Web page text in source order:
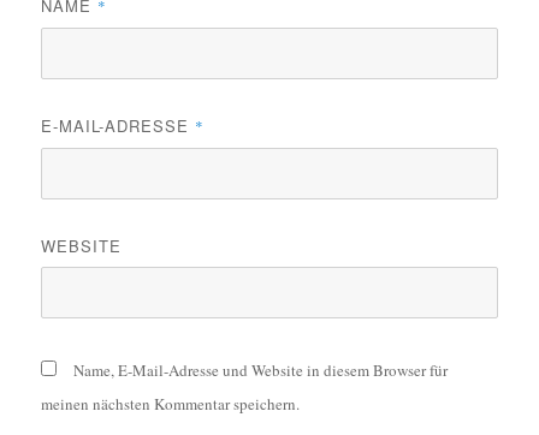
NAME *
E-MAIL-ADRESSE *
WEBSITE
Name, E-Mail-Adresse und Website in diesem Browser für
meinen nächsten Kommentar speichern.